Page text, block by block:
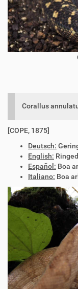
Corallus
[COPE, 1875]
Deutsch:
English:
Español: Boa
Italiano: Boa